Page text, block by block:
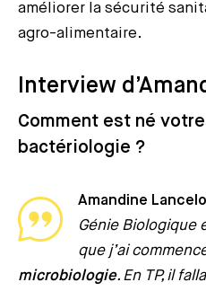
améliorer la sécurité
agro-alimentaire.
Interview
Comment est né
bactériologie ?
Amandine
Génie Biologique
que j’ai
microbiologie. En TP, il